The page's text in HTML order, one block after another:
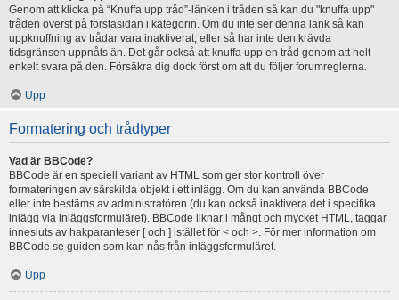
Genom att klicka på “Knuffa upp tråd”-länken i tråden så kan du "knuffa upp"
tråden överst på förstasidan i kategorin. Om du inte ser denna länk så kan
uppknuffning av trådar vara inaktiverat, eller så har inte den krävda
tidsgränsen uppnåts än. Det går också att knuffa upp en tråd genom att helt
enkelt svara på den. Försäkra dig dock först om att du följer forumreglerna.
Upp
Formatering och trådtyper
Vad är BBCode?
BBCode är en speciell variant av HTML som ger stor kontroll över
formateringen av särskilda objekt i ett inlägg. Om du kan använda BBCode
eller inte bestäms av administratören (du kan också inaktivera det i specifika
inlägg via inläggsformuläret). BBCode liknar i mångt och mycket HTML, taggar
innesluts av hakparanteser [ och ] istället för < och >. För mer information om
BBCode se guiden som kan nås från inläggsformuläret.
Upp